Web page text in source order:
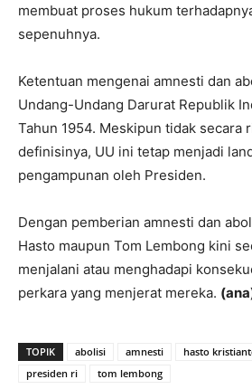
membuat proses hukum
sepenuhnya.
Ketentuan mengenai amnesti dan
Undang-Undang Darurat Republik
Tahun 1954. Meskipun tidak secara
definisinya, UU ini tetap menjadi
pengampunan oleh Presiden.
Dengan pemberian amnesti dan
Hasto maupun Tom Lembong kini
menjalani atau menghadapi
perkara yang menjerat mereka.
TOPIK abolisi amnesti hasto
presiden ri
tom lembong